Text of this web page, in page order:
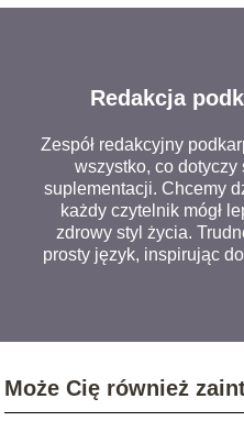
Redakcja
Zespół redakcyjny
wszystko, co dotyczy
suplementacji. Chcemy
każdy czytelnik mógł
zdrowy styl życia.
prosty język, inspirując
Może Cię również